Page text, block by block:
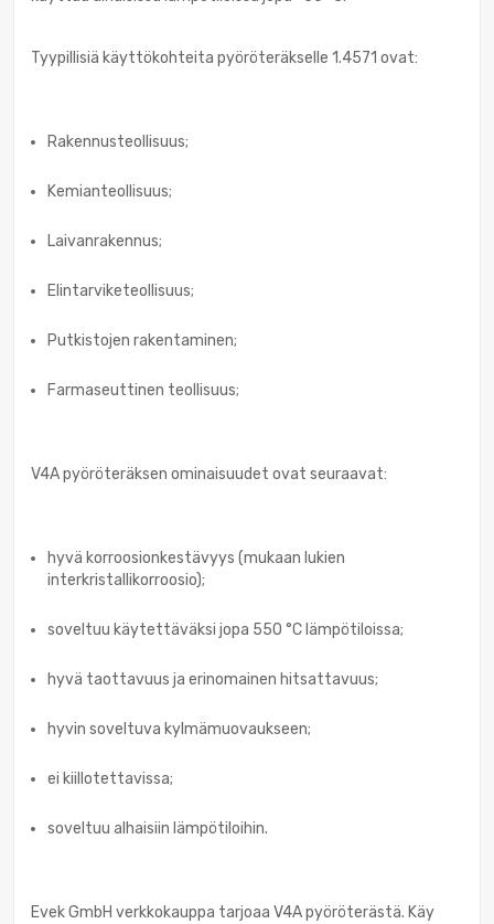
Tyypillisiä käyttökohteita pyöröteräkselle 1.4571 ovat:
Rakennusteollisuus;
Kemianteollisuus;
Laivanrakennus;
Elintarviketeollisuus;
Putkistojen rakentaminen;
Farmaseuttinen teollisuus;
V4A pyöröteräksen ominaisuudet ovat seuraavat:
hyvä korroosionkestävyys (mukaan lukien
interkristallikorroosio);
soveltuu käytettäväksi jopa 550 °C lämpötiloissa;
hyvä taottavuus ja erinomainen hitsattavuus;
hyvin soveltuva kylmämuovaukseen;
ei kiillotettavissa;
soveltuu alhaisiin lämpötiloihin.
Evek GmbH verkkokauppa tarjoaa V4A pyöröterästä. Käy